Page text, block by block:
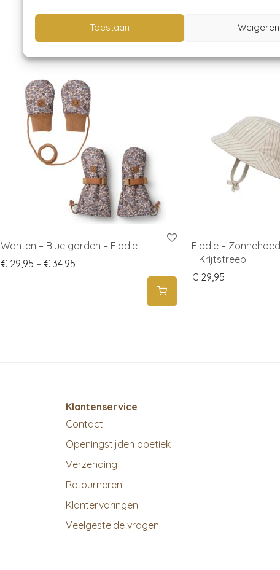
Toestaan Weigeren
Wanten – Blue garden – Elodie
€ 29,95 – € 34,95 Price range: € 29,95 through € 34,95
Elodie –
– Krijtstreep
€ 29,95
Klantenservice
Contact
Openingstijden boetiek
Verzending
Retourneren
Klantervaringen
Veelgestelde vragen